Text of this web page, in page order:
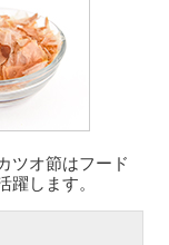
ツオ節はフード
躍します。